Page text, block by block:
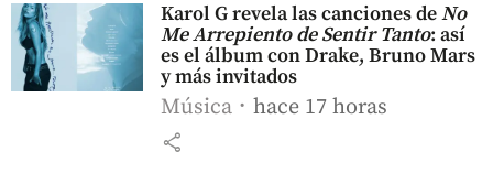
Karol G revela las canciones deNo
Me Arrepiento de Sentir Tanto: así
es el álbum con Drake, Bruno Mars
y más invitados
Música hace 17 horas
share